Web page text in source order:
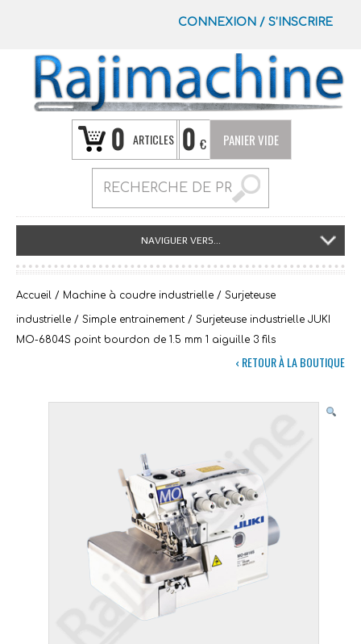
CONNEXION / S’INSCRIRE
0 ARTICLES 0 € PANIER VIDE
NAVIGUER VERS...
Accueil / Machine à coudre industrielle / Surjeteuse
industrielle / Simple entrainement / Surjeteuse industrielle JUKI
MO-6804S point bourdon de 1.5 mm 1 aiguille 3 fils
‹ RETOUR À LA BOUTIQUE